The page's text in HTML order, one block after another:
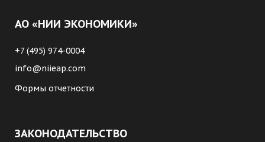
АО «НИИ ЭКОНОМИКИ»
+7 (495) 974-0004
info@niieap.com
Формы отчетности
ЗАКОНОДАТЕЛЬСТВО